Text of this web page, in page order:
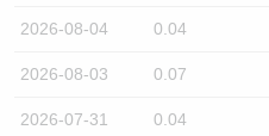
2026-08-04 0.04
2026-08-03 0.07
2026-07-31 0.04